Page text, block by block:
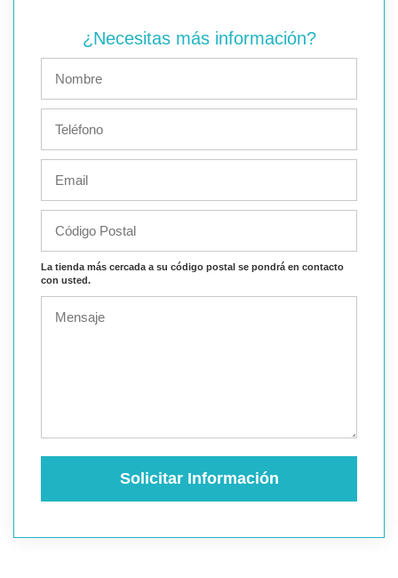
¿Necesitas más información?
La tienda más cercada a su código postal se pondrá en contacto
con usted.
Solicitar Información